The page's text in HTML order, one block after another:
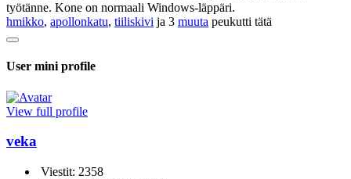
työtänne. Kone on normaali Windows-läppäri.
hmikko, apollonkatu, tiiliskivi ja 3 muuta peukutti tätä
User mini profile
View full profile
veka
Viestit: 2358